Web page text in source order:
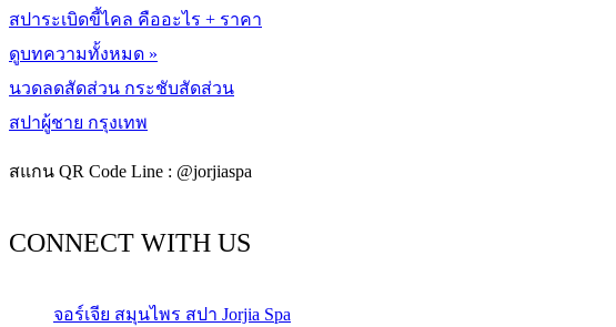
สปาระเบิดขี้ไคล คืออะไร + ราคา
ดูบทความทั้งหมด »
นวดลดสัดส่วน กระชับสัดส่วน
สปาผู้ชาย กรุงเทพ
สแกน QR Code Line : @jorjiaspa
CONNECT WITH US
จอร์เจีย สมุนไพร สปา Jorjia Spa